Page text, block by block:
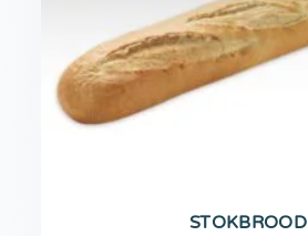
STOKBROOD